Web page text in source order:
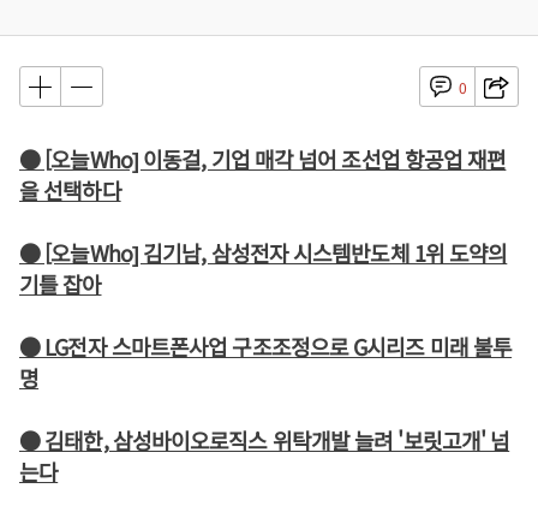
0
● [오늘Who] 이동걸, 기업 매각 넘어 조선업 항공업 재편
을 선택하다
● [오늘Who] 김기남, 삼성전자 시스템반도체 1위 도약의
기틀 잡아
● LG전자 스마트폰사업 구조조정으로 G시리즈 미래 불투
명
● 김태한, 삼성바이오로직스 위탁개발 늘려 '보릿고개' 넘
는다